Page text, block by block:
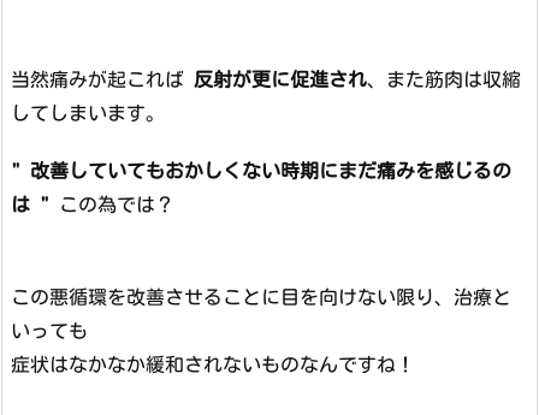
当然痛みが起これば 反射が更に促進され、また筋肉は収縮
してしまいます。
" 改善していてもおかしくない時期にまだ痛みを感じるの
は "
この為では？
この悪循環を改善させることに目を向けない限り、治療と
いっても
症状はなかなか緩和されないものなんですね！